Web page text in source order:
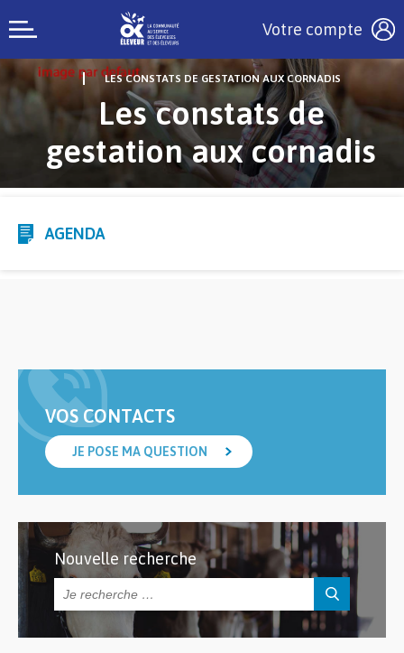
Votre compte
LES CONSTATS DE GESTATION AUX CORNADIS
Les constats de
gestation aux cornadis
AGENDA
VOS CONTACTS
JE POSE MA QUESTION
Nouvelle recherche